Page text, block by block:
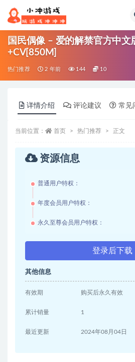
国民偶像 – 爱的解禁官方中
+CV[850M]
热门推荐 2 年前 144 10
详情介绍 评论建议 常见
当前位置： 首页 热门推荐 正文
资源信息
普通用户特权：
年度会员用户特权：
永久至尊会员用户特权：
登录后下载
其他信息
有效期 购买后永久有效
累计销量 1
最近更新 2024年08月04日